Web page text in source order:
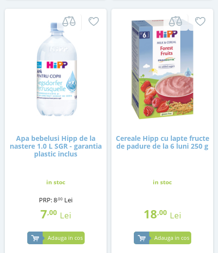
Apa bebelusi Hipp de la
nastere 1.0 L SGR - garantia
plastic inclus
in stoc
PRP:8,00 Lei
7,00 Lei
Adauga in cos
Cereale Hipp cu lapte fructe
de padure de la 6 luni 250 g
in stoc
18,00 Lei
Adauga in cos